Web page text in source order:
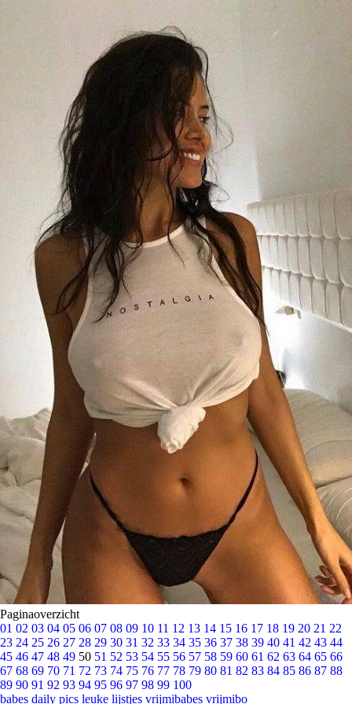
Paginaoverzicht
01 02 03 04 05 06 07 08 09 10 11 12 13 14 15 16 17 18 19 20 21 22
23 24 25 26 27 28 29 30 31 32 33 34 35 36 37 38 39 40 41 42 43 44
45 46 47 48 49 50 51 52 53 54 55 56 57 58 59 60 61 62 63 64 65 66
67 68 69 70 71 72 73 74 75 76 77 78 79 80 81 82 83 84 85 86 87 88
89 90 91 92 93 94 95 96 97 98 99 100
babes daily pics leuke lijstjes vrijmibabes vrijmibo